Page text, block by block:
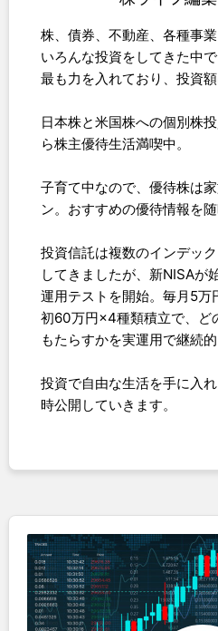
株、債券、不動産、各種事
いろんな投資をしてきた中
最も力を入れており、投資額
日本株と米国株への個別株
ら株主優待生活満喫中。
子育て中なので、優待株は
ン。おすすめの優待情報を
投資信託は複数のインデッ
してきましたが、新NISAが
運用テストを開始。毎月5
初60万円×4種類積立で、ど
もたらすかを実運用で継続
投資で自由な生活を手に入
時公開していきます。